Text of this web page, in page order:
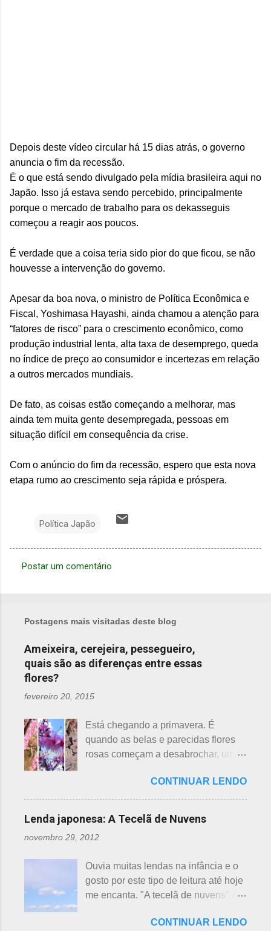
Depois deste vídeo circular há 15 dias atrás, o governo
anuncia o fim da recessão.
É o que está sendo divulgado pela mídia brasileira aqui no
Japão. Isso já estava sendo percebido, principalmente
porque o mercado de trabalho para os dekasseguis
começou a reagir aos poucos.
É verdade que a coisa teria sido pior do que ficou, se não
houvesse a intervenção do governo.
Apesar da boa nova, o ministro de Política Econômica e
Fiscal, Yoshimasa Hayashi, ainda chamou a atenção para
“fatores de risco” para o crescimento econômico, como
produção industrial lenta, alta taxa de desemprego, queda
no índice de preço ao consumidor e incertezas em relação
a outros mercados mundiais.
De fato, as coisas estão começando a melhorar, mas
ainda tem muita gente desempregada, pessoas em
situação difícil em consequência da crise.
Com o anúncio do fim da recessão, espero que esta nova
etapa rumo ao crescimento seja rápida e próspera.
Política Japão
n
t
á
r
o
s
Postar um comentário
Postagens mais visitadas deste blog
Ameixeira, cerejeira, pessegueiro,
quais são as diferenças entre essas
flores?
fevereiro 20, 2015
Está chegando a primavera. É
quando as belas e parecidas flores
rosas começam a desabrochar, uma
fevereiro, a segunda em março e, no
final de março até abril, as cerejeiras.
Lembrando que o clima pode
ou atrasando a florescência. Também
identificação ou com o nome das
flores, pelas cores e algumas
semelhanças. Saiba como identificar
parecidas: - Ameixeira - Ume 梅 A
CONTINUAR LENDO
Lenda japonesa: A Tecelã de Nuvens
novembro 29, 2012
Ouvia muitas lendas na infância e o
gosto por este tipo de leitura até hoje
me encanta. "A tecelã de nuvens" é
japonesas e - embora muitos
CONTINUAR LENDO